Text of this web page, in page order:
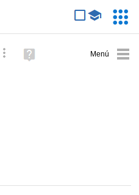
Búsqueda avanzada
Ayuda
(en